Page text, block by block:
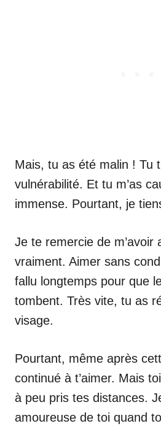
Mais, tu as été malin ! Tu
vulnérabilité. Et tu m’as
immense. Pourtant, je
Je te remercie de m’avoir
vraiment. Aimer sans
fallu longtemps pour que
tombent. Très vite, tu as
visage.
Pourtant, même après
continué à t’aimer. Mais
à peu pris tes distances.
amoureuse de toi quand